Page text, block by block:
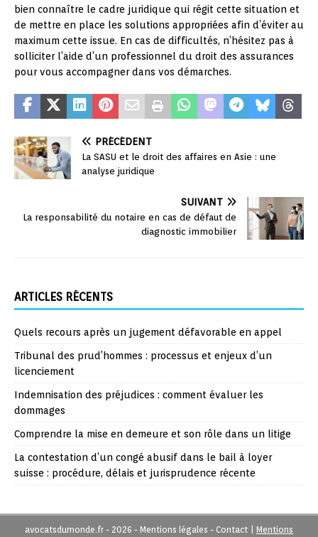
bien connaître le cadre juridique qui régit cette situation et
de mettre en place les solutions appropriées afin d’éviter au
maximum cette issue. En cas de difficultés, n’hésitez pas à
solliciter l’aide d’un professionnel du droit des assurances
pour vous accompagner dans vos démarches.
PRÉCÉDENT
La SASU et le droit des affaires en Asie : une
analyse juridique
SUIVANT
La responsabilité du notaire en cas de défaut de
diagnostic immobilier
ARTICLES RÉCENTS
Quels recours après un jugement défavorable en appel
Tribunal des prud’hommes : processus et enjeux d’un
licenciement
Indemnisation des préjudices : comment évaluer les
dommages
Comprendre la mise en demeure et son rôle dans un litige
La contestation d’un congé abusif dans le bail à loyer
suisse : procédure, délais et jurisprudence récente
avocatsdumonde.fr - 2026 - Mentions légales - Contact | Mentions